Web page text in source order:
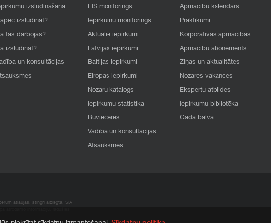
izsludināšana
izsludināt?
tas darbojas?
izsludināt?
un konsultācijas
EIS monitorings
Iepirkumu monitorings
Aktuālie iepirkumi
Latvijas iepirkumi
Baltijas iepirkumi
Eiropas iepirkumi
Nozaru katalogs
Iepirkumu statistika
Būvieceres
Vadība un konsultācijas
Atsauksmes
Apmācību kalendārs
Praktikumi
Korporatīvās apmācības
Apmācību abonements
Ziņas un aktualitātes
Nozares vakances
Ekspertu atbildes
Iepirkumu bibliotēka
Gada balva
atļaujas, stingri aizliegta. SIA